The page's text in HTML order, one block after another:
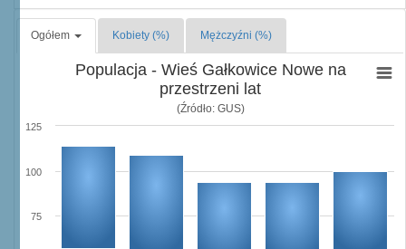
Ogółem Kobiety (%) Mężczyźni (%)
Populacja - Wieś Gałkowice Nowe na
przestrzeni lat
(Źródło: GUS)
75
100
125